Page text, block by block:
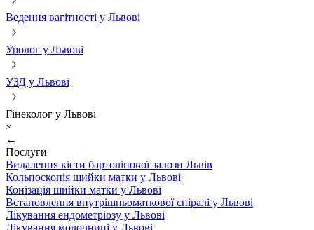
Ведення вагітності у Львові
Уролог у Львові
УЗД у Львові
Гінеколог у Львові
×
←
Послуги
Видалення кісти бартолінової залози Львів
Кольпоскопія шийки матки у Львові
Конізація шийки матки у Львові
Встановлення внутрішньоматкової спіралі у Львові
Лікування ендометріозу у Львові
Лікування молочниці у Львові